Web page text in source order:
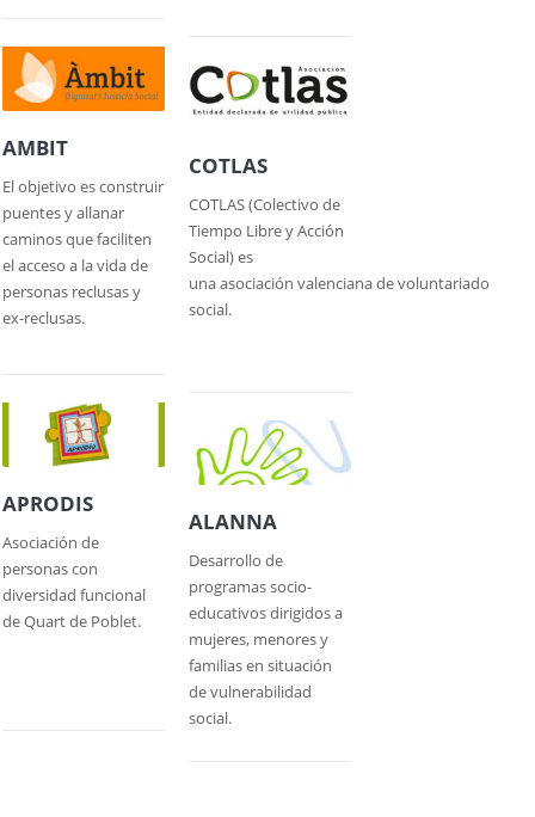
AMBIT
El objetivo es construir
puentes y allanar
caminos que faciliten
el acceso a la vida de
personas reclusas y
ex-reclusas.
COTLAS
COTLAS (Colectivo de
Tiempo Libre y Acción
Social) es
una asociación valenciana de voluntariado
social.
APRODIS
Asociación de
personas con
diversidad funcional
de Quart de Poblet.
ALANNA
Desarrollo de
programas socio-
educativos dirigidos a
mujeres, menores y
familias en situación
de vulnerabilidad
social.